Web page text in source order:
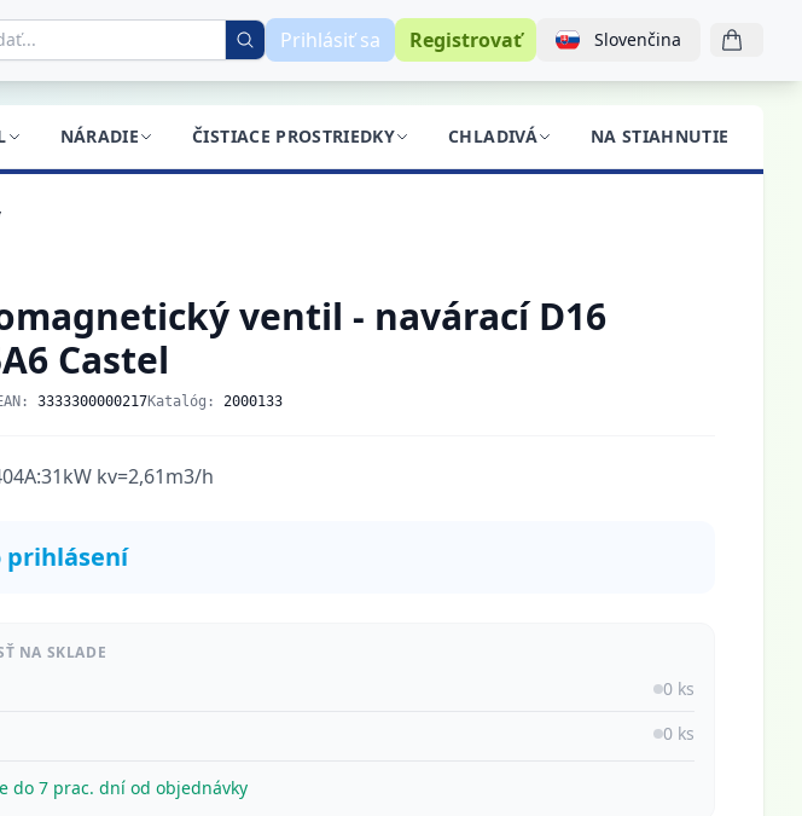
Prihlásiť sa Registrovať Slovenčina
NÁRADIE ČISTIACE PROSTRIEDKY CHLADIVÁ NA STIAHNUTIE
ventil - navárací D16
Castel
3333300000217Katalóg:2000133
kv=2,61m3/h
prihlásení
NA SKLADE
0 ks
0 ks
do 7 prac. dní od objednávky